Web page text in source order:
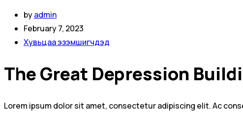
byadmin
February 7, 2023
Хувьцаа эзэмшигчдэд
The Great Depression
Lorem ipsum dolor sit amet, consectetur adipiscing elit. Ac